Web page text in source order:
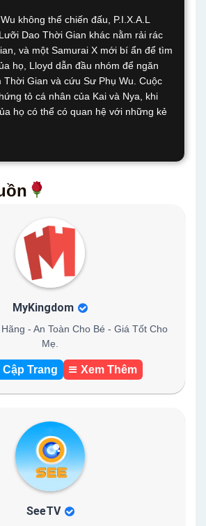
không thể chiến đấu, P.I.X.A.L
Dao Thời Gian khác nằm rải rác
và một Samurai X mới bí ẩn để tìm
họ, Lloyd dẫn đầu nhóm để ngăn
Thời Gian và cứu Sư Phụ Wu. Cuộc
tỏ cá nhân của Kai và Nya, khi
họ có thể có quan hệ với những kẻ
MyKingdom
- An Toàn Cho Bé - Giá Tốt Cho
Mẹ.
Cập Trang Xem Thêm
SeeTV